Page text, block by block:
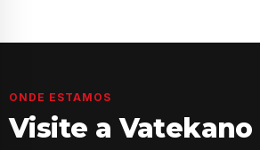
ONDE ESTAMOS
Visite a Vatekano